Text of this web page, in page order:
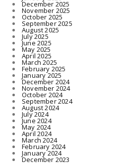
December 2025
November 2025
October 2025
September 2025
August 2025
July 2025
June 2025
May 2025
April 2025
March 2025
February 2025
January 2025
December 2024
November 2024
October 2024
September 2024
August 2024
July 2024
June 2024
May 2024
April 2024
March 2024
February 2024
January 2024
December 2023